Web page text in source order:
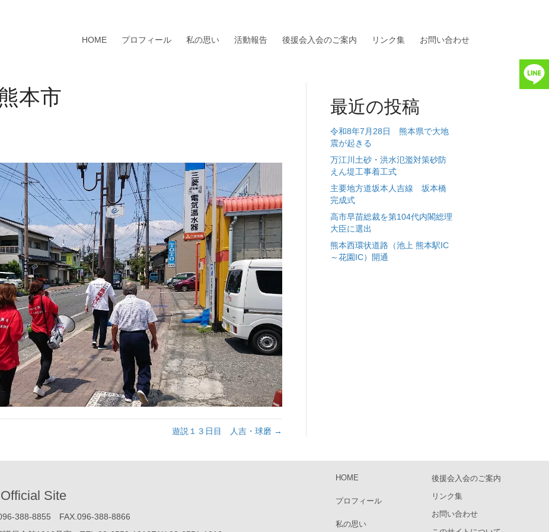
HOME プロフィール 私の思い 活動報告 後援会入会のご案内 リンク集 お問い合わせ
本市
遊説１３日目 人吉・球磨 →
最近の投稿
令和8年7月28日 熊本県で大地
震が起きる
万江川土砂・洪水氾濫対策砂防
えん堤工事着工式
主要地方道坂本人吉線 坂本橋
完成式
高市早苗総裁を第104代内閣総理
大臣に選出
熊本西環状道路（池上 熊本駅IC
～花園IC）開通
Official Site
388-8855 FAX.096-388-8866
HOME
プロフィール
私の思い
後援会入会のご案内
リンク集
お問い合わせ